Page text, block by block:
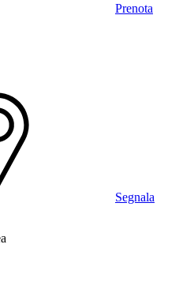
Prenota
Segnala